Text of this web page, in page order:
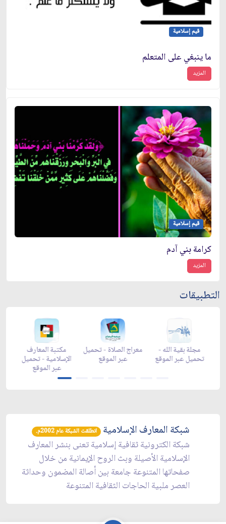
قيم إسلامية
ما ينبغي على المتعلم
المزيد
قيم إسلامية
كرامة بني آدم
المزيد
التطبيقات
مجلة بقية الله -
تحميل عبر الموقع
زاد شهر رمضان -
تحميل عبر الموقع
زاد شهر رمضان -
appstore
شبكة المعارف الإسلامية انطلقت الشبكة عام 2002م.
شبكة الكترونية ثقافية إسلامية تعنى بنشر المعارف
الإسلامية الأصيلة وبث الروح الإيمانية من خلال
صفحاتها المتنوعة جامعة بين أصالة المضمون وحداثة
العصر ملبية الحاجات الثقافية المتنوعة